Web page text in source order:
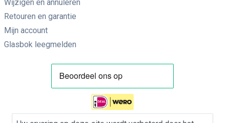
Wijzigen en annuleren
Retouren en garantie
Mijn account
Glasbok leegmelden